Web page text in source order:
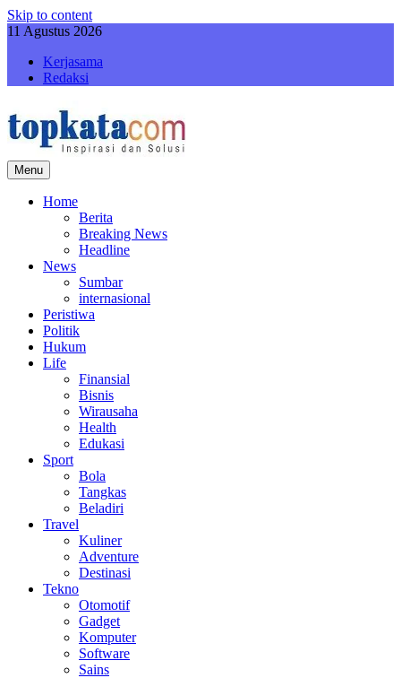
Skip to content
11 Agustus 2026
Kerjasama
Redaksi
topkatacom
Berita Terkini dan Terbaru Hari Ini
Menu
Home
Berita
Breaking News
Headline
News
Sumbar
internasional
Peristiwa
Politik
Hukum
Life
Finansial
Bisnis
Wirausaha
Health
Edukasi
Sport
Bola
Tangkas
Beladiri
Travel
Kuliner
Adventure
Destinasi
Tekno
Otomotif
Gadget
Komputer
Software
Sains